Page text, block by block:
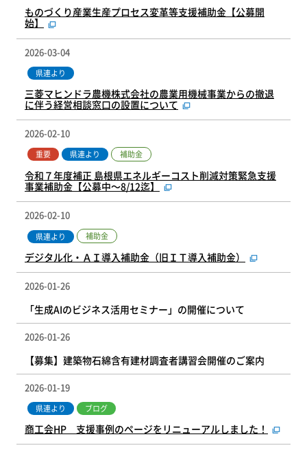
ものづくり産業生産プロセス変革等支援補助金【公募開
始】
2026-03-04
県連より
三菱マヒンドラ農機株式会社の農業用機械事業からの撤退
に伴う経営相談窓口の設置について
2026-02-10
重要 県連より 補助金
令和７年度補正 島根県エネルギーコスト削減対策緊急支援
事業補助金【公募中～8/12迄】
2026-02-10
県連より 補助金
デジタル化・ＡＩ導入補助金（旧ＩＴ導入補助金）
2026-01-26
「生成AIのビジネス活用セミナー」の開催について
2026-01-26
【募集】建築物石綿含有建材調査者講習会開催のご案内
2026-01-19
県連より ブログ
商工会HP 支援事例のページをリニューアルしました！